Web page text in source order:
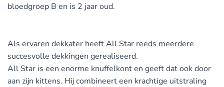
bloedgroep B en is 2 jaar oud.
Als ervaren dekkater heeft All Star reeds meerdere
succesvolle dekkingen gerealiseerd.
All Star is een enorme knuffelkont en geeft dat ook door
aan zijn kittens. Hij combineert een krachtige uitstraling